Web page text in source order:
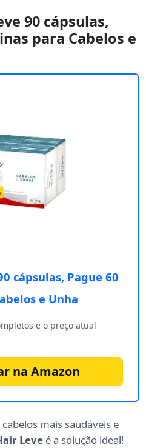
90 cápsulas,
para Cabelos e
cápsulas, Pague 60
e Unha
e o preço atual
na Amazon
mais saudáveis e
Leve é a solução ideal!